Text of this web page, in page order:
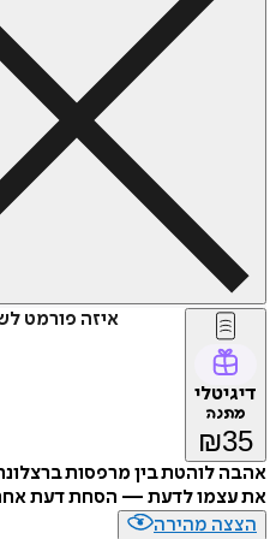
איזה פורמט
דיגיטלי
מתנה
₪35
אהבה לוהטת בין מרפסות
את עצמו לדעת — הסחת דעת אחת
הצצה מהירה